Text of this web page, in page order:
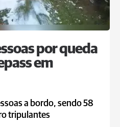
por queda
em
a bordo, sendo 58
tripulantes